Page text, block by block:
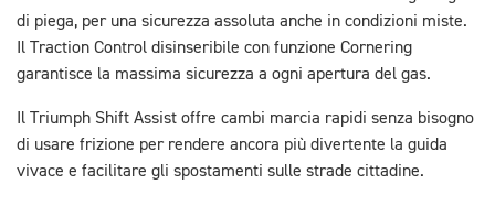
di piega, per una sicurezza assoluta anche in condizioni miste.
Il Traction Control disinseribile con funzione Cornering
garantisce la massima sicurezza a ogni apertura del gas.
Il Triumph Shift Assist offre cambi marcia rapidi senza bisogno
di usare frizione per rendere ancora più divertente la guida
vivace e facilitare gli spostamenti sulle strade cittadine.